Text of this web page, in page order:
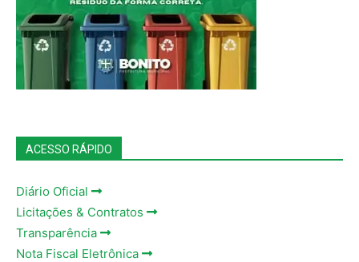
ACESSO RÁPIDO
Diário Oficial
Licitações & Contratos
Transparência
Nota Fiscal Eletrônica